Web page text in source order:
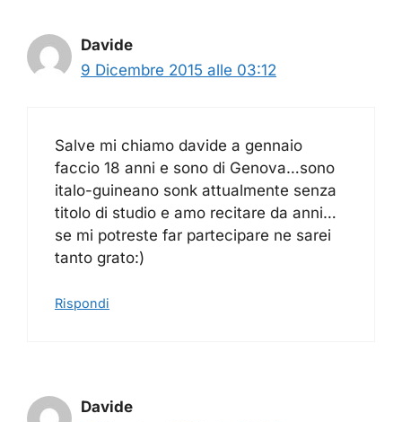
Davide
9 Dicembre 2015 alle 03:12
Salve mi chiamo davide a gennaio
faccio 18 anni e sono di Genova…sono
italo-guineano sonk attualmente senza
titolo di studio e amo recitare da anni…
se mi potreste far partecipare ne sarei
tanto grato:)
Rispondi
Davide